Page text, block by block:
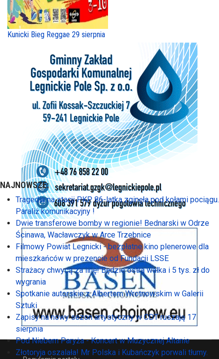
Kunicki Bieg Reggae 29 sierpnia
NAJNOWSZE:
Tragedia na stacji PKP. 86-latka zginęła pod kołami pociągu.
Paraliż komunikacyjny !
Dwie transferowe bomby w regionie! Bednarski w Odrze
Ścinawa, Wacławczyk w Arce Trzebnice
Filmowy Powiat Legnicki - bezpłatne kino plenerowe dla
mieszkańców w prezencie od Fundacji LSSE
Strażacy chwycą za linę! Będzie ostra walka i 5 tys. zł do
wygrania
Spotkanie autorskie z Albertem Wrotnowskim w Galerii
Sztuki
Zapisy na nowy sezon artystyczny w CDT ruszają 17
sierpnia
Pod Niebem Paryża - Koncert w Muzycznej Altanie
Złotoryja oszalała! Mr Polska i Kubańczyk porwali tłumy.